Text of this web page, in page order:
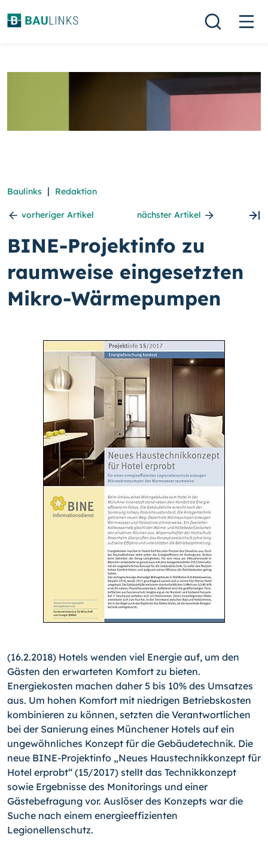
Baulinks | Redaktion
vorheriger Artikel nächster Artikel
BINE-Projektinfo zu
raumweise eingesetzten
Mikro-Wärmepumpen
(16.2.2018) Hotels wenden viel Energie auf, um den
Gästen den erwarteten Komfort zu bieten.
Energiekosten machen daher 5 bis 10% des Umsatzes
aus. Um hohen Komfort mit niedrigen Betriebskosten
kombinieren zu können, setzten die Verantwortlichen
bei der Sanierung eines Münchener Hotels auf ein
ungewöhnliches Konzept für die Gebäudetechnik. Die
neue BINE-Projektinfo „Neues Haustechnikkonzept für
Hotel erprobt“ (15/2017) stellt das Technikkonzept
sowie Ergebnisse des Monitorings und einer
Gästebefragung vor. Auslöser des Konzepts war die
Suche nach einem energieeffizienten
Legionellenschutz.